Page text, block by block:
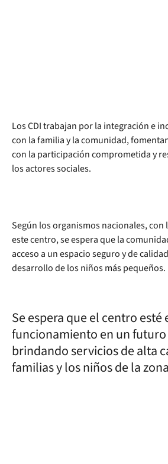
Los CDI trabajan por la integración e
con la familia y la comunidad,
con la participación comprometida y
los actores sociales.
Según los organismos nacionales,
este centro, se espera que la
acceso a un espacio seguro y de
desarrollo de los niños más pequeños.
Se espera que el centro esté
funcionamiento en un
brindando servicios de alta
familias y los niños de la